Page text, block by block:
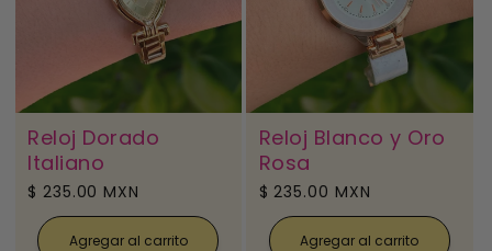
Reloj Dorado
Italiano
Precio
habitual
$ 235.00 MXN
Agregar al carrito
Reloj Blanco y Oro
Rosa
Precio
habitual
$ 235.00 MXN
Agregar al carrito